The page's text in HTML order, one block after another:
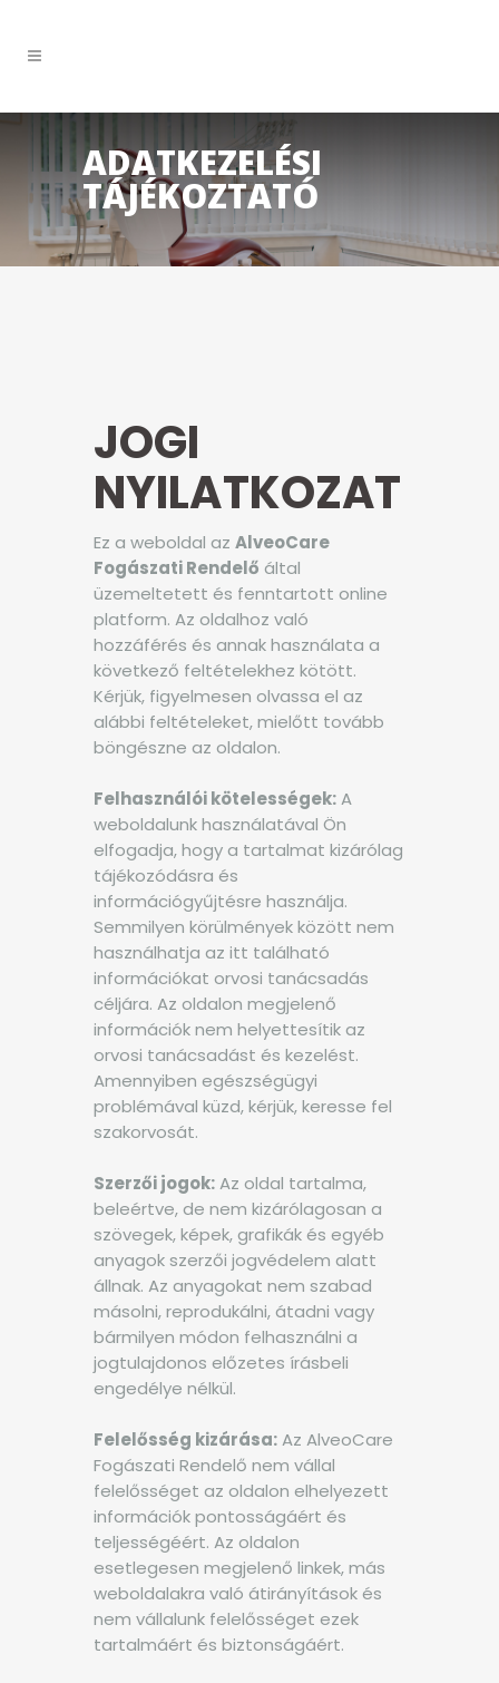
ADATKEZELÉSI
TÁJÉKOZTATÓ
JOGI
NYILATKOZAT
Ez a weboldal az AlveoCare
Fogászati Rendelő által
üzemeltetett és fenntartott online
platform. Az oldalhoz való
hozzáférés és annak használata a
következő feltételekhez kötött.
Kérjük, figyelmesen olvassa el az
alábbi feltételeket, mielőtt tovább
böngészne az oldalon.
Felhasználói kötelességek:A
weboldalunk használatával Ön
elfogadja, hogy a tartalmat kizárólag
tájékozódásra és
információgyűjtésre használja.
Semmilyen körülmények között nem
használhatja az itt található
információkat orvosi tanácsadás
céljára. Az oldalon megjelenő
információk nem helyettesítik az
orvosi tanácsadást és kezelést.
Amennyiben egészségügyi
problémával küzd, kérjük, keresse fel
szakorvosát.
Szerzői jogok:Az oldal tartalma,
beleértve, de nem kizárólagosan a
szövegek, képek, grafikák és egyéb
anyagok szerzői jogvédelem alatt
állnak. Az anyagokat nem szabad
másolni, reprodukálni, átadni vagy
bármilyen módon felhasználni a
jogtulajdonos előzetes írásbeli
engedélye nélkül.
Felelősség kizárása:Az AlveoCare
Fogászati Rendelő nem vállal
felelősséget az oldalon elhelyezett
információk pontosságáért és
teljességéért. Az oldalon
esetlegesen megjelenő linkek, más
weboldalakra való átirányítások és
nem vállalunk felelősséget ezek
tartalmáért és biztonságáért.